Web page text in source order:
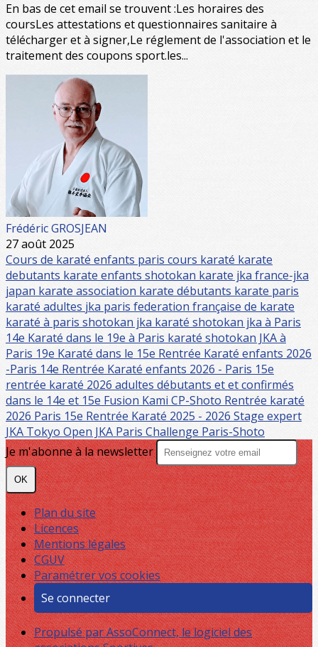
En bas de cet email se trouvent :Les horaires des
coursLes attestations et questionnaires sanitaire à
télécharger et à signer,Le réglement de l'association et le
traitement des coupons sport.les...
Frédéric GROSJEAN
27 août 2025
Cours de karaté enfants paris cours karaté karate
debutants karate enfants shotokan karate jka france-jka
japan karate association karate débutants karate paris
karaté adultes jka paris federation française de karate
karaté à paris shotokan jka karaté shotokan jka à Paris
14e Karaté dans le 19e à Paris karaté shotokan JKA à
Paris 19e Karaté dans le 15e Rentrée Karaté enfants 2026
-Paris 14e Rentrée Karaté enfants 2026 - Paris 15e
rentrée karaté 2026 adultes débutants et et confirmés
dans le 14e et 15e Fusion Kami CP-Shoto Rentrée karaté
2026 Paris 15e Rentrée Karaté 2025 - 2026 Stage expert
JKA Tokyo Open JKA Paris Challenge Paris-Shoto
Je m'abonne à la newsletter
OK
Plan du site
Licences
Mentions légales
CGUV
Paramétrer vos cookies
Se connecter
Propulsé par AssoConnect, le logiciel des